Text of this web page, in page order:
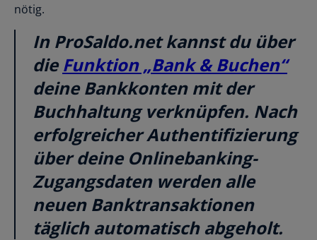
nötig.
In ProSaldo.net kannst du über
dieFunktion „Bank & Buchen“
deine Bankkonten mit der
Buchhaltung verknüpfen. Nach
erfolgreicher Authentifizierung
über deine Onlinebanking-
Zugangsdaten werden alle
neuen Banktransaktionen
täglich automatisch abgeholt.